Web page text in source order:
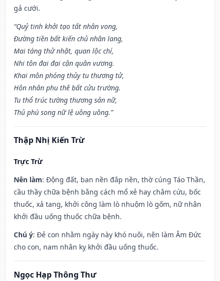
gả cưới.
“Quỷ tinh khởi tạo tất nhân vong,
Đường tiền bất kiến chủ nhân lang,
Mai táng thử nhật, quan lộc chí,
Nhi tôn đại đại cận quân vương.
Khai môn phóng thủy tu thương tử,
Hôn nhân phu thê bất cửu trường.
Tu thổ trúc tường thương sản nữ,
Thủ phù song nữ lệ uông uông.”
Thập Nhị Kiến Trừ
Trực Trừ
Nên làm: Động đất, ban nền đắp nền, thờ cúng Táo Thần,
cầu thầy chữa bệnh bằng cách mổ xẻ hay châm cứu, bốc
thuốc, xả tang, khởi công làm lò nhuộm lò gốm, nữ nhân
khởi đầu uống thuốc chữa bệnh.
Chú ý: Đẻ con nhằm ngày này khó nuôi, nên làm Âm Đức
cho con, nam nhân kỵ khởi đầu uống thuốc.
Ngọc Hạp Thông Thư